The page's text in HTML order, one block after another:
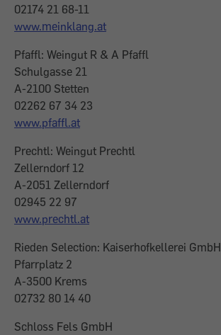
02174 21 68-11
www.meinklang.at
Pfaffl: Weingut R & A Pfaffl
Schulgasse 21
A-2100 Stetten
02262 67 34 23
www.pfaffl.at
Prechtl: Weingut Prechtl
Zellerndorf 12
A-2051 Zellerndorf
02945 22 97
www.prechtl.at
Rieden Selection: Kaiserhofkellerei GmbH
Pfarrplatz 2
A-3500 Krems
02732 80 14 40
Schloss Fels GmbH